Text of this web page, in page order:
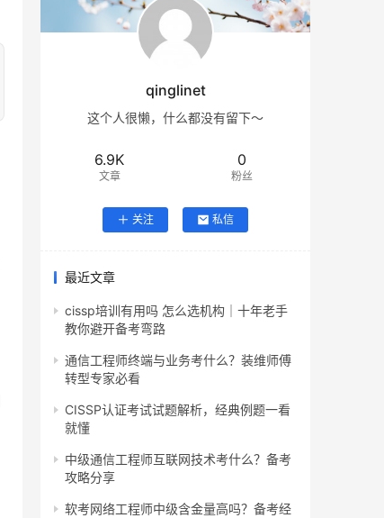
qinglinet
这个人很懒，什么都没有留下～
6.9K
文章
0
粉丝
关注 私信
最近文章
cissp培训有用吗 怎么选机构｜十年老手
教你避开备考弯路
通信工程师终端与业务考什么？装维师傅
转型专家必看
CISSP认证考试试题解析，经典例题一看
就懂
中级通信工程师互联网技术考什么？备考
攻略分享
软考网络工程师中级含金量高吗？备考经